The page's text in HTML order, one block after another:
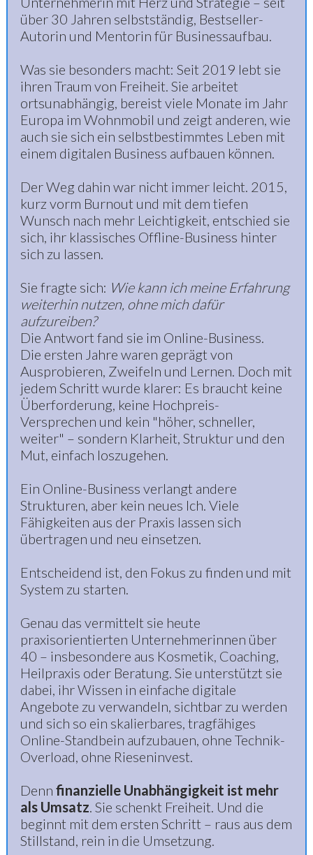
über 30 Jahren selbstständig, Bestseller-
Autorin und Mentorin für Businessaufbau.
Was sie besonders macht: Seit 2019 lebt sie
ihren Traum von Freiheit. Sie arbeitet
ortsunabhängig, bereist viele Monate im Jahr
Europa im Wohnmobil und zeigt anderen, wie
auch sie sich ein selbstbestimmtes Leben mit
einem digitalen Business aufbauen können.
Der Weg dahin war nicht immer leicht. 2015,
kurz vorm Burnout und mit dem tiefen
Wunsch nach mehr Leichtigkeit, entschied sie
sich, ihr klassisches Offline-Business hinter
sich zu lassen.
Sie fragte sich: Wie kann ich meine Erfahrung
weiterhin nutzen, ohne mich dafür
aufzureiben?
Die Antwort fand sie im Online-Business.
Die ersten Jahre waren geprägt von
Ausprobieren, Zweifeln und Lernen. Doch mit
jedem Schritt wurde klarer: Es braucht keine
Überforderung, keine Hochpreis-
Versprechen und kein "höher, schneller,
weiter" – sondern Klarheit, Struktur und den
Mut, einfach loszugehen.
Ein Online-Business verlangt andere
Strukturen, aber kein neues Ich. Viele
Fähigkeiten aus der Praxis lassen sich
übertragen und neu einsetzen.
Entscheidend ist, den Fokus zu finden und mit
System zu starten.
Genau das vermittelt sie heute
praxisorientierten Unternehmerinnen über
40 – insbesondere aus Kosmetik, Coaching,
Heilpraxis oder Beratung. Sie unterstützt sie
dabei, ihr Wissen in einfache digitale
Angebote zu verwandeln, sichtbar zu werden
und sich so ein skalierbares, tragfähiges
Online-Standbein aufzubauen, ohne Technik-
Overload, ohne Rieseninvest.
Denn finanzielle Unabhängigkeit ist mehr
als Umsatz . Sie schenkt Freiheit. Und die
beginnt mit dem ersten Schritt – raus aus dem
Stillstand, rein in die Umsetzung.